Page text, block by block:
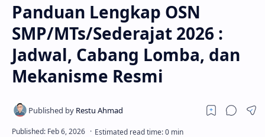
Kartu NISN
Kartu NISN Foto
Kartu NISN Massal
Panduan Lengkap OSN
SMP/MTs/Sederajat 2026 :
Jadwal, Cabang Lomba, dan
Mekanisme Resmi